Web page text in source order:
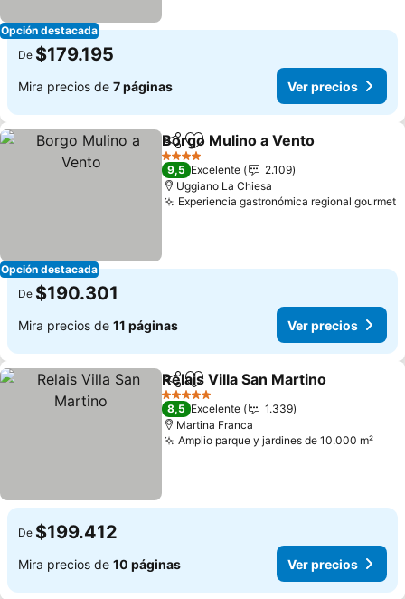
Opción destacada
De $179.195
Mira precios de 7 páginas Ver precios
Opción destacada
CompartirAgregar a favoritos
Borgo Mulino a Vento
4 Estrellas
9,5 Excelente
2.109
Uggiano La Chiesa
Experiencia gastronómica regional gourmet
De $190.301
Mira precios de 11 páginas Ver precios
CompartirAgregar a favoritos
Relais Villa San Martino
5 Estrellas
8,5 Excelente
1.339
Martina Franca
Amplio parque y jardines de 10.000 m²
De $199.412
Mira precios de 10 páginas Ver precios